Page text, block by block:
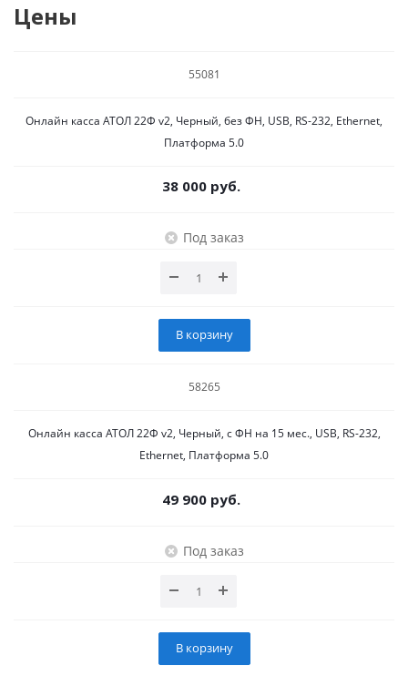
Цены
55081
Онлайн касса АТОЛ 22Ф v2, Черный, без ФН, USB, RS-232, Ethernet,
Платформа 5.0
38 000 руб.
Под заказ
В корзину
58265
Онлайн касса АТОЛ 22Ф v2, Черный, с ФН на 15 мес., USB, RS-232,
Ethernet, Платформа 5.0
49 900 руб.
Под заказ
В корзину